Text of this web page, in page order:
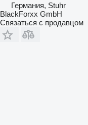
Германия, Stuhr
BlackForxx GmbH
Связаться с продавцом